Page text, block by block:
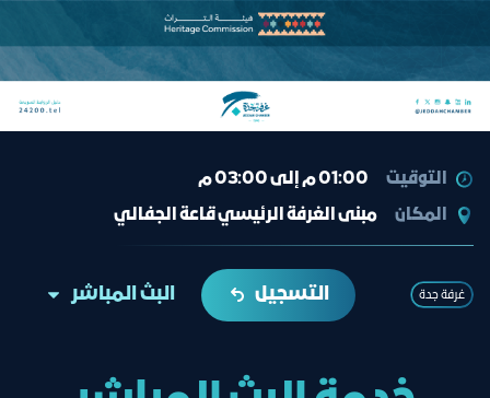
التوقيت
01:00 م إلى 03:00 م
المكان
مبنى الغرفة الرئيسي قاعة الجفالي
غرفة جدة التسجيل البث المباشر